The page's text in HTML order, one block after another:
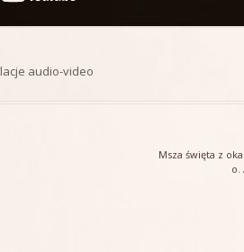
audio-video
Następny
Msza święta z
o.